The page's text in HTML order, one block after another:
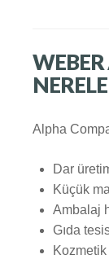
Alpha
Dar
Küçük
Ambalaj
Gıda